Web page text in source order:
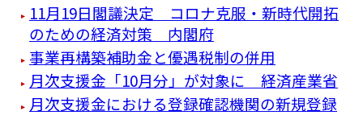
11月19日閣議決定 コロナ克服・新時代開拓
のための経済対策 内閣府
事業再構築補助金と優遇税制の併用
月次支援金「10月分」が対象に 経済産業省
月次支援金における登録確認機関の新規登録